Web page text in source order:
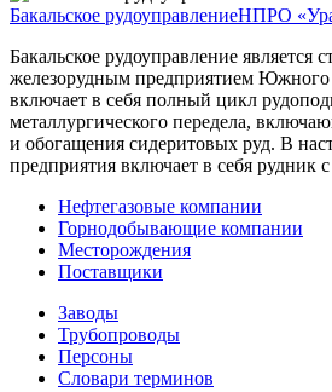
Бакальское рудоуправлениеНПРО
Бакальское рудоуправление является
железорудным предприятием
включает в себя полный цикл
металлургического передела,
и обогащения сидеритовых руд. В
предприятия включает в себя рудник
Нефтегазовые компании
Горнодобывающие компании
Месторождения
Поставщики
Заводы
Трубопроводы
Персоны
Словари терминов